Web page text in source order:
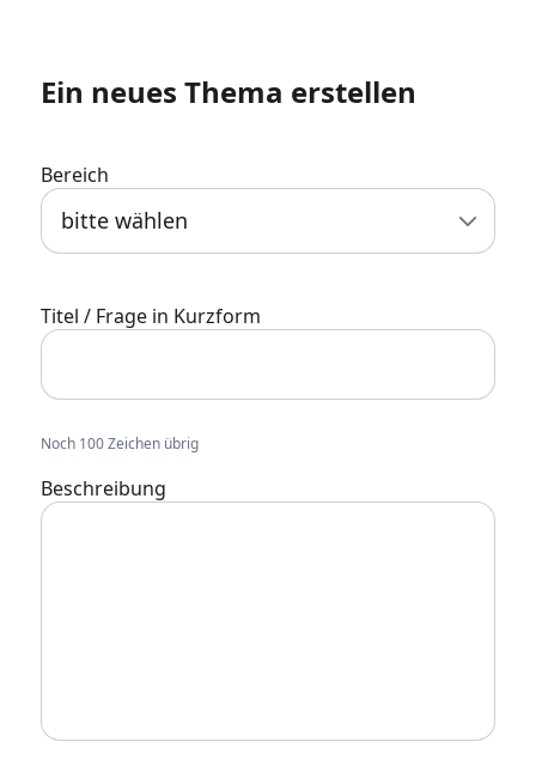
Forum
Über uns
Ein neues Thema erstellen
Bereich
bitte wählen
Titel / Frage in Kurzform
Noch 100 Zeichen übrig
Beschreibung